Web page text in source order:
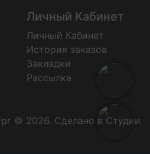
Личный Кабинет
Личный Кабинет
История заказов
Закладки
Рассылка
© 2026. Сделано в Студии